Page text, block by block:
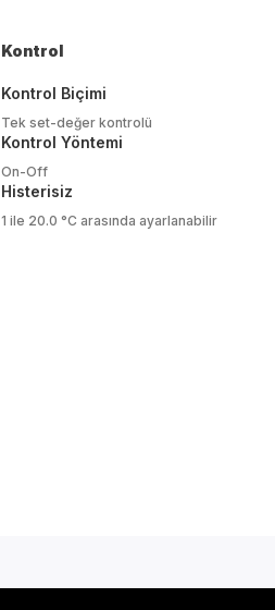
Kontrol
Kontrol Biçimi
Tek set-değer kontrolü
Kontrol Yöntemi
On-Off
Histerisiz
1 ile 20.0 °C arasında ayarlanabilir